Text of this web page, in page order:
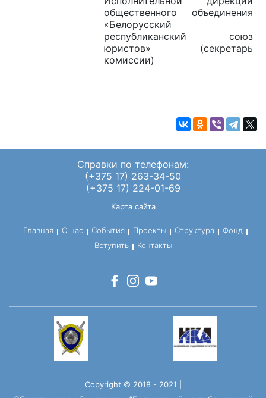
общественного объединения
«Белорусский
республиканский союз
юристов» (секретарь
комиссии)
Справки по телефонам:
(+375 17) 263-34-50
(+375 17) 224-01-69
Карта сайта
Главная О нас События Проекты Структура
Фонд
Вступить
Контакты
Copyright © 2018 - 2021 |